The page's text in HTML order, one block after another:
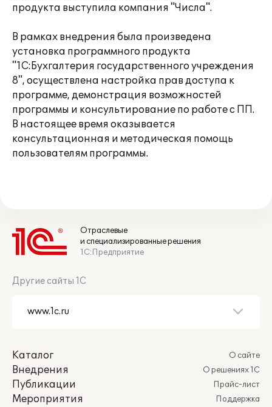
продукта выступила компания "Числа".
В рамках внедрения была произведена
установка программного продукта
"1С:Бухгалтерия государственного учреждения
8", осуществлена настройка прав доступа к
программе, демонстрация возможностей
программы и консультирование по работе с ПП.
В настоящее время оказывается
консультационная и методическая помощь
пользователям программы.
Отраслевые
и специализированные решения
1С:Предприятие
Другие сайты 1С
Каталог
Внедрения
Публикации
Мероприятия
О сайте
О решениях 1С
Прайс-лист
Поддержка